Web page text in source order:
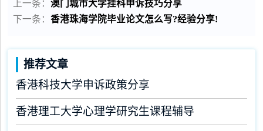
上一条：澳门城市大学挂科申诉技巧分享
下一条：香港珠海学院毕业论文怎么写?经验分享!
推荐文章
香港科技大学申诉政策分享
香港理工大学心理学研究生课程辅导